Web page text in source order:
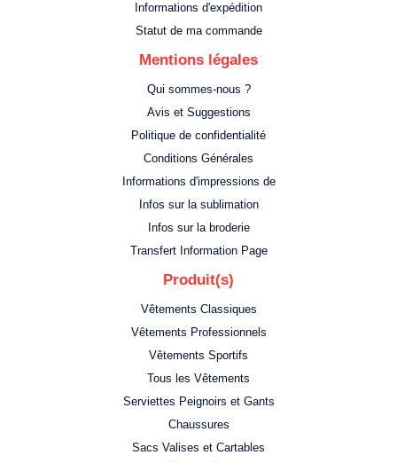
Informations d'expédition
Statut de ma commande
Mentions légales
Qui sommes-nous ?
Avis et Suggestions
Politique de confidentialité
Conditions Générales
Informations d'impressions de
Infos sur la sublimation
Infos sur la broderie
Transfert Information Page
Produit(s)
Vêtements Classiques
Vêtements Professionnels
Vêtements Sportifs
Tous les Vêtements
Serviettes Peignoirs et Gants
Chaussures
Sacs Valises et Cartables